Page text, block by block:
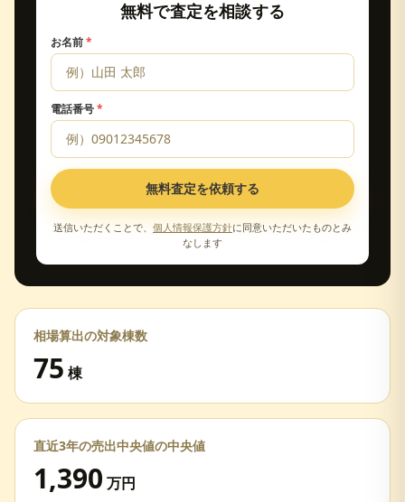
無料で査定を相談する
お名前*
電話番号*
無料査定を依頼する
送信いただくことで、 個人情報保護方針に同意いただいたものとみ
なします
相場算出の対象棟数
75 棟
直近3年の売出中央値の中央値
1,390 万円